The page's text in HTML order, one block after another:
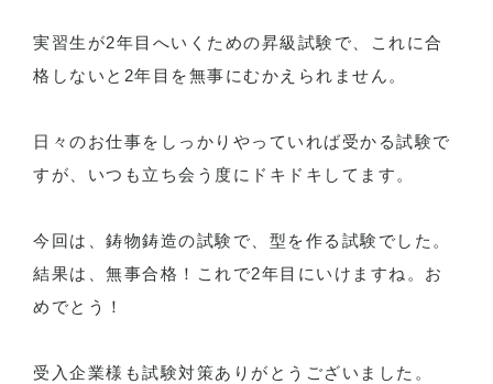
実習生が2年目へいくための昇級試験で、これに合
格しないと2年目を無事にむかえられません。
日々のお仕事をしっかりやっていれば受かる試験で
すが、いつも立ち会う度にドキドキしてます。
今回は、鋳物鋳造の試験で、型を作る試験でした。
結果は、無事合格！これで2年目にいけますね。お
めでとう！
受入企業様も試験対策ありがとうございました。